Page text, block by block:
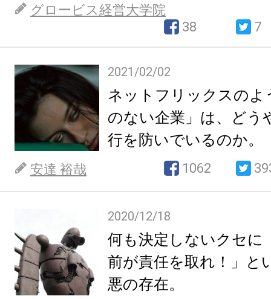
グロービス経営大学院
38
7
2021/02/02
ネットフリックスのよ
のない企業」は、どう
行を防いでいるのか。
安達 裕哉 1062
2020/12/18
何も決定しないクセに
前が責任を取れ！」と
悪の存在。